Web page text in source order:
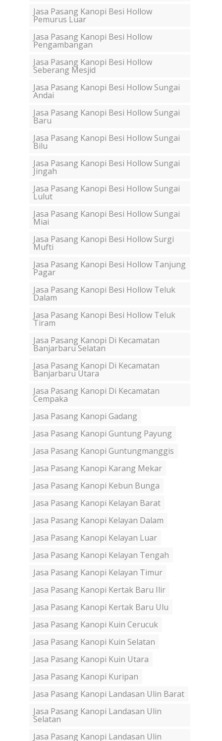
Jasa Pasang Kanopi Besi Hollow
Pemurus Luar
Jasa Pasang Kanopi Besi Hollow
Pengambangan
Jasa Pasang Kanopi Besi Hollow
Seberang Mesjid
Jasa Pasang Kanopi Besi Hollow Sungai
Andai
Jasa Pasang Kanopi Besi Hollow Sungai
Baru
Jasa Pasang Kanopi Besi Hollow Sungai
Bilu
Jasa Pasang Kanopi Besi Hollow Sungai
Jingah
Jasa Pasang Kanopi Besi Hollow Sungai
Lulut
Jasa Pasang Kanopi Besi Hollow Sungai
Miai
Jasa Pasang Kanopi Besi Hollow Surgi
Mufti
Jasa Pasang Kanopi Besi Hollow Tanjung
Pagar
Jasa Pasang Kanopi Besi Hollow Teluk
Dalam
Jasa Pasang Kanopi Besi Hollow Teluk
Tiram
Jasa Pasang Kanopi Di Kecamatan
Banjarbaru Selatan
Jasa Pasang Kanopi Di Kecamatan
Banjarbaru Utara
Jasa Pasang Kanopi Di Kecamatan
Cempaka
Jasa Pasang Kanopi Gadang
Jasa Pasang Kanopi Guntung Payung
Jasa Pasang Kanopi Guntungmanggis
Jasa Pasang Kanopi Karang Mekar
Jasa Pasang Kanopi Kebun Bunga
Jasa Pasang Kanopi Kelayan Barat
Jasa Pasang Kanopi Kelayan Dalam
Jasa Pasang Kanopi Kelayan Luar
Jasa Pasang Kanopi Kelayan Tengah
Jasa Pasang Kanopi Kelayan Timur
Jasa Pasang Kanopi Kertak Baru Ilir
Jasa Pasang Kanopi Kertak Baru Ulu
Jasa Pasang Kanopi Kuin Cerucuk
Jasa Pasang Kanopi Kuin Selatan
Jasa Pasang Kanopi Kuin Utara
Jasa Pasang Kanopi Kuripan
Jasa Pasang Kanopi Landasan Ulin Barat
Jasa Pasang Kanopi Landasan Ulin
Selatan
Jasa Pasang Kanopi Landasan Ulin